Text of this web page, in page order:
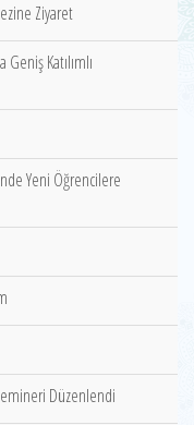
Ziyaret
Katılımlı
Yeni Öğrencilere
Düzenlendi